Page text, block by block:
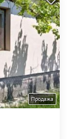
Продажа